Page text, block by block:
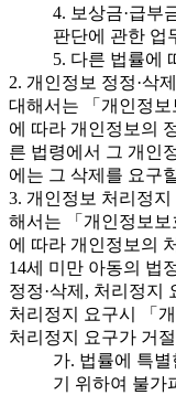
4. 보상금·급부
판단에 관한 업
5. 다른 법률에
2. 개인정보 정정·삭
대해서는 「개인정보
에 따라 개인정보의
른 법령에서 그 개인
에는 그 삭제를 요구
3. 개인정보 처리정
해서는 「개인정보
에 따라 개인정보의
14세 미만 아동의 법
정정·삭제, 처리정지
처리정지 요구시 「
처리정지 요구가 거
가. 법률에 특
기 위하여 불가